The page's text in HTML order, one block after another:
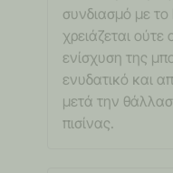
συνδιασμό με
χρειάζεται
ενίσχυση της
ενυδατικό και
μετά την
πισίνας.